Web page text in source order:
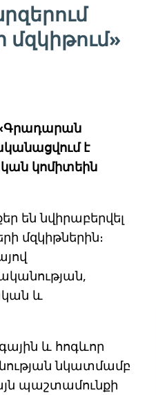
«Գրադարան
է
կոմիտեին
են նվիրաբերվել
մզկիթներին։
և
և հոգևոր
նկատմամբ
պաշտամունքի